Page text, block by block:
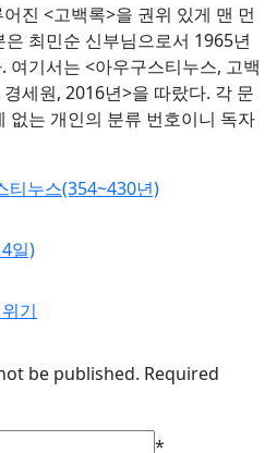
진 <고백록>을 권위 있게 맨 먼
최민순 신부님으로서 1965년
여기서는 <아우구스티누스, 고백
세원, 2016년>을 따랐다. 각 문
없는 개인의 분류 번호이니 독자
티누스(354~430년)
일)
기
be published. Required
*